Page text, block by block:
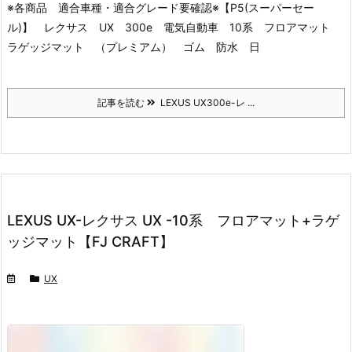
※各商品 適合車種・適合グレード要確認※ 【P5(スーパーセー
ル)】 レクサス UX 300e 電気自動車 10系 フロアマット
ラゲッジマット （プレミアム） ゴム 防水 日
記事を読む LEXUS UX300e-レ ...
LEXUS UX-レクサス UX -10系 フロアマット+ラゲ
ッジマット【FJ CRAFT】
UX